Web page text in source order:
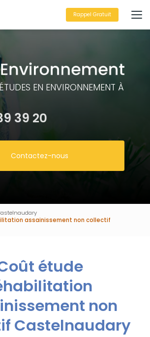
Rappel Gratuit
EN ENVIRONNEMENT À
39 20
Contactez-nous
assainissement non collectif
étude
non
Castelnaudary